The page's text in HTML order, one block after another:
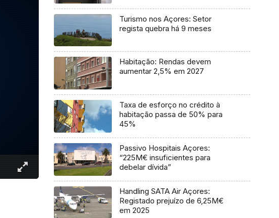
Turismo nos Açores: Setor
regista quebra há 9 meses
Habitação: Rendas devem
aumentar 2,5% em 2027
Taxa de esforço no crédito à
habitação passa de 50% para
45%
Passivo Hospitais Açores:
“225M€ insuficientes para
debelar dívida”
Handling SATA Air Açores:
Registado prejuízo de 6,25M€
em 2025